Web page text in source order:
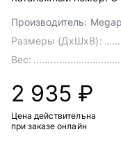
Производитель:
Размеры (ДхШхВ):
Вес:
2 935 ₽
Цена действительна
при заказе онлайн